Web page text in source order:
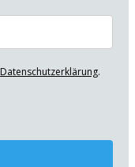
Datenschutzerklärung.